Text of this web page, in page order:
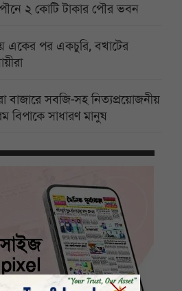
২ কোটি টাকার পৌর ভবন
একের পর একচুরি, বখাটের
বাজারে সবজি-সহ নিত্যপ্রয়োজনীয়
বিপাকে সাধারণ মানুষ